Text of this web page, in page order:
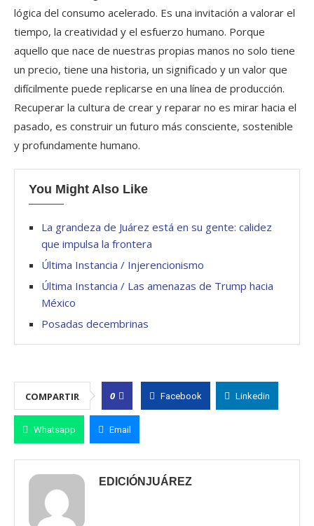
lógica del consumo acelerado. Es una invitación a valorar el
tiempo, la creatividad y el esfuerzo humano. Porque
aquello que nace de nuestras propias manos no solo tiene
un precio, tiene una historia, un significado y un valor que
difícilmente puede replicarse en una línea de producción.
Recuperar la cultura de crear y reparar no es mirar hacia el
pasado, es construir un futuro más consciente, sostenible
y profundamente humano.
You Might Also Like
La grandeza de Juárez está en su gente: calidez
que impulsa la frontera
Última Instancia / Injerencionismo
Última Instancia / Las amenazas de Trump hacia
México
Posadas decembrinas
COMPARTIR 0 Facebook Linkedin
Whatsapp Email
EDICIÓNJUÁREZ